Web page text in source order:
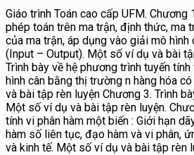
Giáo trình Toán cao cấp UFM. Chương
phép toán trên ma trận, định thức, ma
của ma trận, áp dụng vào giải mô hình
(Input – Output). Một số ví dụ và bài
Trình bày về hệ phương trình tuyến
hình cân bằng thị trường n hàng hóa
và bài tập rèn luyện Chương 3. Trình
Một số ví dụ và bài tập rèn luyện.
tính vi phân hàm một biến : Giới hạn
hàm số liên tục, đạo hàm và vi phân,
và kinh tế. Một số ví dụ và bài tập rèn